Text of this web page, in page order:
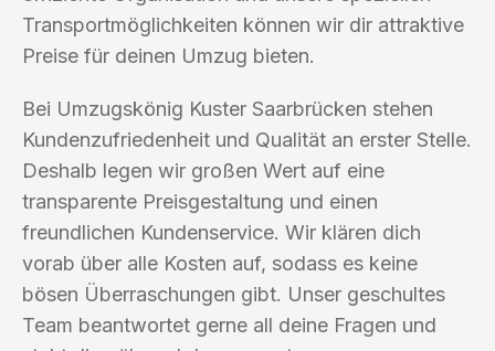
Transportmöglichkeiten können wir dir attraktive
Preise für deinen Umzug bieten.
Bei Umzugskönig Kuster Saarbrücken stehen
Kundenzufriedenheit und Qualität an erster Stelle.
Deshalb legen wir großen Wert auf eine
transparente Preisgestaltung und einen
freundlichen Kundenservice. Wir klären dich
vorab über alle Kosten auf, sodass es keine
bösen Überraschungen gibt. Unser geschultes
Team beantwortet gerne all deine Fragen und